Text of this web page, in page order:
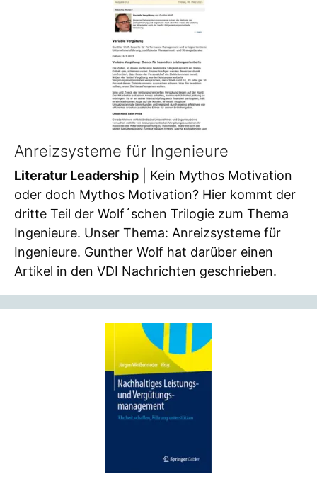
Anreizsysteme für Ingenieure
Literatur Leadership | Kein Mythos Motivation
oder doch Mythos Motivation? Hier kommt der
dritte Teil der Wolf´schen Trilogie zum Thema
Ingenieure. Unser Thema: Anreizsysteme für
Ingenieure. Gunther Wolf hat darüber einen
Artikel in den VDI Nachrichten geschrieben.